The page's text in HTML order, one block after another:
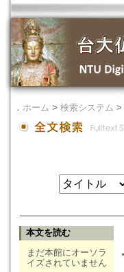
． ホーム > 検索システム >
本文を読む
まだ本館にオーソラ
イズされていません